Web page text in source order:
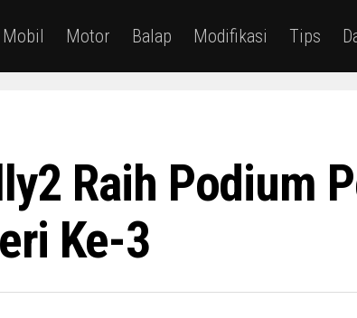
Mobil Motor Balap Modifikasi Tips
Raih Podium
Ke-3